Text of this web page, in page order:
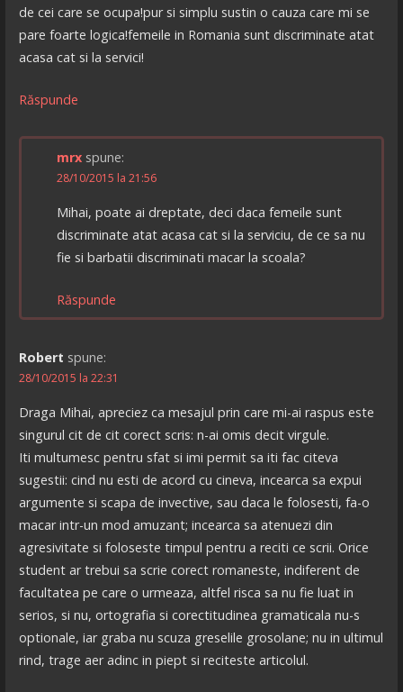
de cei care se ocupa!pur si simplu sustin o cauza care mi se
pare foarte logica!femeile in Romania sunt discriminate atat
acasa cat si la servici!
Răspunde
mrx spune:
28/10/2015 la 21:56
Mihai, poate ai dreptate, deci daca femeile sunt
discriminate atat acasa cat si la serviciu, de ce sa nu
fie si barbatii discriminati macar la scoala?
Răspunde
Robert spune:
28/10/2015 la 22:31
Draga Mihai, apreciez ca mesajul prin care mi-ai raspus este
singurul cit de cit corect scris: n-ai omis decit virgule.
Iti multumesc pentru sfat si imi permit sa iti fac citeva
sugestii: cind nu esti de acord cu cineva, incearca sa expui
argumente si scapa de invective, sau daca le folosesti, fa-o
macar intr-un mod amuzant; incearca sa atenuezi din
agresivitate si foloseste timpul pentru a reciti ce scrii. Orice
student ar trebui sa scrie corect romaneste, indiferent de
facultatea pe care o urmeaza, altfel risca sa nu fie luat in
serios, si nu, ortografia si corectitudinea gramaticala nu-s
optionale, iar graba nu scuza greselile grosolane; nu in ultimul
rind, trage aer adinc in piept si reciteste articolul.